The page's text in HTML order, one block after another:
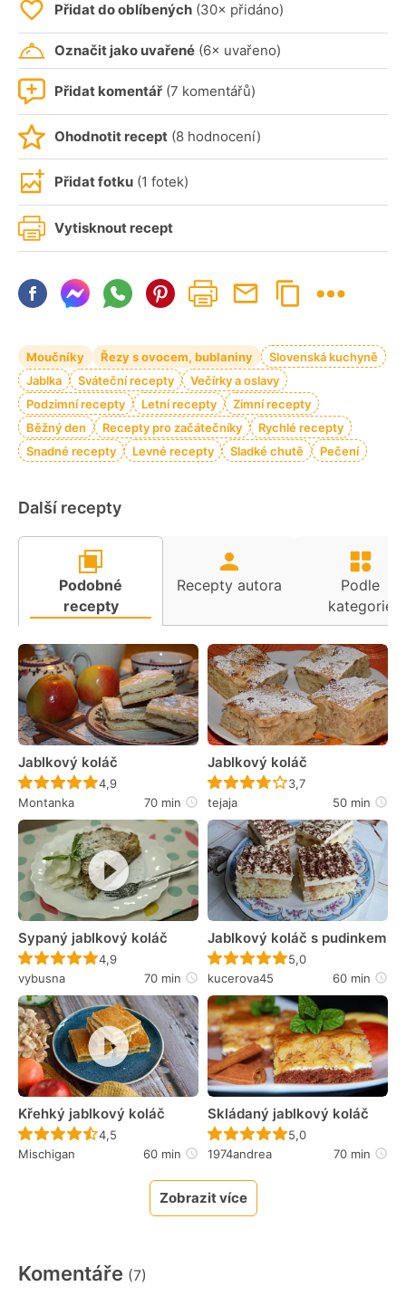
Přidat do oblíbených (30× přidáno)
Označit jako uvařené (6× uvařeno)
Přidat komentář (7 komentářů)
Ohodnotit recept (8 hodnocení)
Přidat fotku (1 fotek)
Vytisknout recept
Moučníky Řezy s ovocem, bublaniny
Slovenská kuchyně
Jablka
Sváteční recepty
Večírky a oslavy
Podzimní recepty
Letní recepty
Zimní recepty
Běžný den
Recepty pro začátečníky
Rychlé recepty
Snadné recepty
Levné recepty Sladké chutě Pečení
Další recepty
Podobné
recepty
Recepty autora
Podle
kategorie
Jablkový koláč
Recept ještě nebyl hodnocen
4,9
Montanka
70 min
Jablkový koláč
Recept ještě nebyl
3,7
tejaja
50 min
Sypaný jablkový koláč
Recept ještě nebyl hodnocen
4,9
vybusna
70 min
Jablkový koláč s pudinkem
Recept ještě nebyl
5,0
kucerova45
60 min
Křehký jablkový koláč
Recept ještě nebyl hodnocen
4,5
Mischigan
60 min
Skládaný jablkový koláč
Recept ještě nebyl
5,0
1974andrea
70 min
Zobrazit více
Komentáře (7)